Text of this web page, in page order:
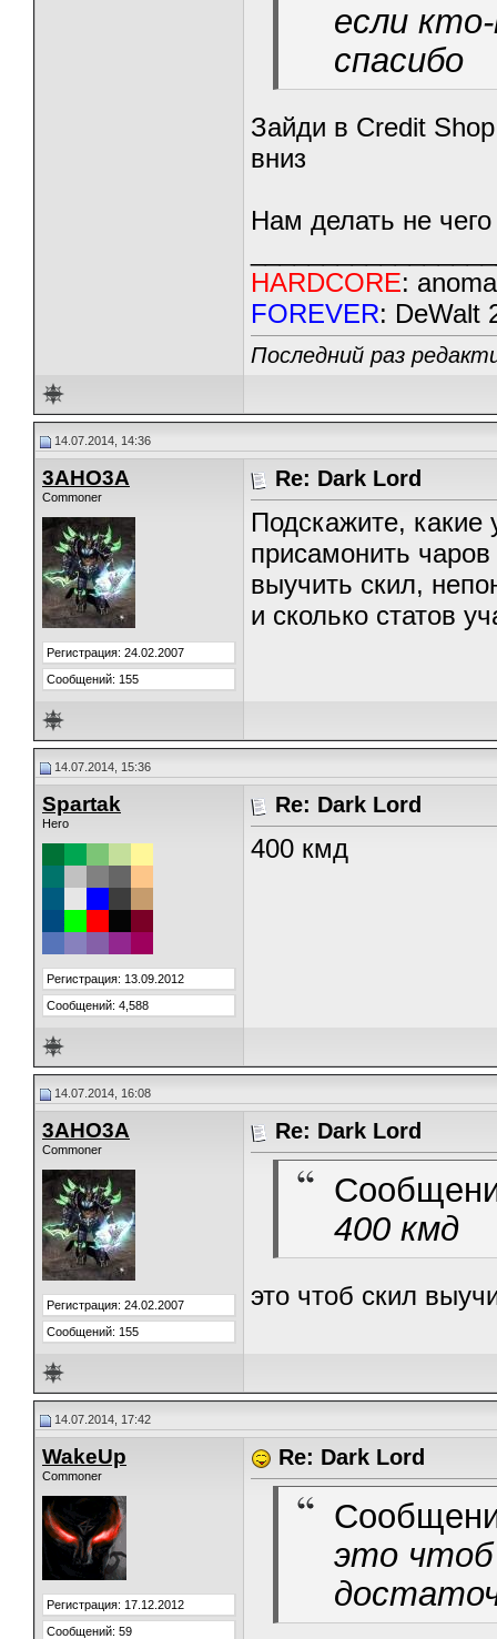
если
спасибо
Зайди в Credit
вниз
Нам делать не
HARDCORE:
FOREVER: DeWalt
Последний раз
14.07.2014, 14:36
3AHO3A
Commoner
Регистрация: 24.02.2007
Сообщений: 155
Re: Dark Lord
Подскажите,
присамонить
выучить скил,
и сколько статов
14.07.2014, 15:36
Spartak
Hero
Регистрация: 13.09.2012
Сообщений: 4,588
Re: Dark Lord
400 кмд
14.07.2014, 16:08
3AHO3A
Commoner
Регистрация: 24.02.2007
Сообщений: 155
Re: Dark Lord
400 кмд
это чтоб скил
14.07.2014, 17:42
WakeUp
Commoner
Регистрация: 17.12.2012
Сообщений: 59
Re: Dark Lord
это чтоб